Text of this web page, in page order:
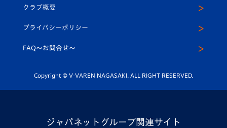
平和祈念活動
ホームタウン活動
スクール
ヴィヴィくんインスタグラム
公式LINE＠
クラブ概要
プライバシーポリシー
FAQ〜お問合せ〜
Copyright © V-VAREN NAGASAKI. ALL RIGHT RESERVED.
ジャパネットグループ関連サイト